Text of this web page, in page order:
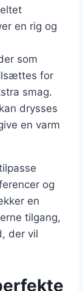
en rig og
som
for
smag.
drysses
en varm
og
en
tilgang,
der vil